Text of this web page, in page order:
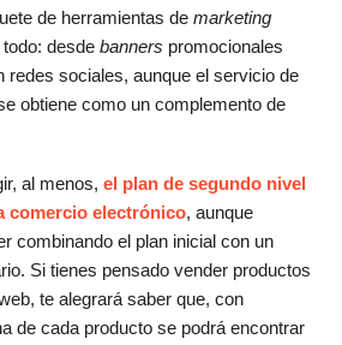
de herramientas de marketing
desde banners promocionales
redes sociales, aunque el servicio de
obtiene como un complemento de
al menos, el plan de segundo nivel
comercio electrónico, aunque
combinando el plan inicial con un
Si tienes pensado vender productos
te alegrará saber que, con
de cada producto se podrá encontrar